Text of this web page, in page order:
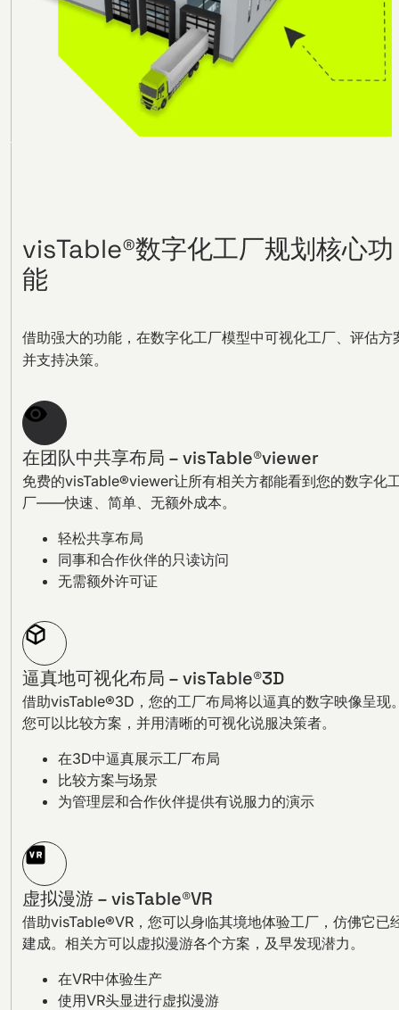
visTable®数字化工厂规划核心功
能
借助强大的功能，在数字化工厂模型中可视化工厂、评估方
并支持决策。
在团队中共享布局 – visTable®viewer
免费的visTable®viewer让所有相关方都能看到您的数字化
厂——快速、简单、无额外成本。
轻松共享布局
同事和合作伙伴的只读访问
无需额外许可证
逼真地可视化布局 – visTable®3D
借助visTable®3D，您的工厂布局将以逼真的数字映像呈现
您可以比较方案，并用清晰的可视化说服决策者。
在3D中逼真展示工厂布局
比较方案与场景
为管理层和合作伙伴提供有说服力的演示
虚拟漫游 – visTable®VR
借助visTable®VR，您可以身临其境地体验工厂，仿佛它已
建成。相关方可以虚拟漫游各个方案，及早发现潜力。
在VR中体验生产
使用VR头显进行虚拟漫游